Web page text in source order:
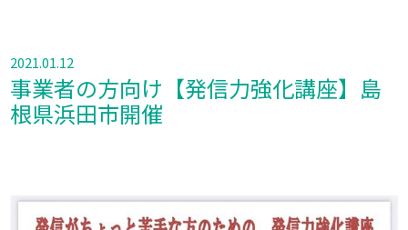
2021.01.12
事業者の方向け【発信力強化講座】島
根県浜田市開催